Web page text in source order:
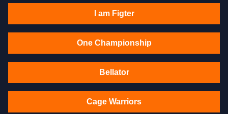
I am Figter
One Championship
Bellator
Cage Warriors